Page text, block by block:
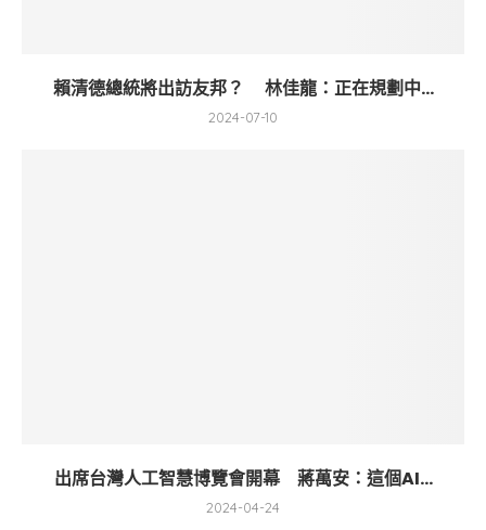
賴清德總統將出訪友邦？ 林佳龍：正在規劃中...
2024-07-10
出席台灣人工智慧博覽會開幕 蔣萬安：這個AI...
2024-04-24